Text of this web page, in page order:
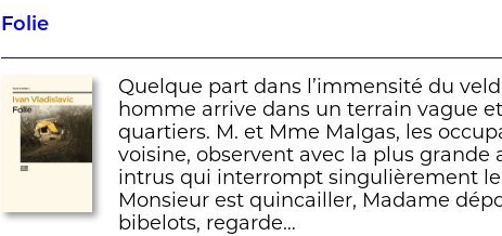
Folie
Quelque part dans l’immensité du
homme arrive dans un terrain vague
quartiers. M. et Mme Malgas, les
voisine, observent avec la plus grande
intrus qui interrompt singulièrement
Monsieur est quincailler, Madame
bibelots, regarde…